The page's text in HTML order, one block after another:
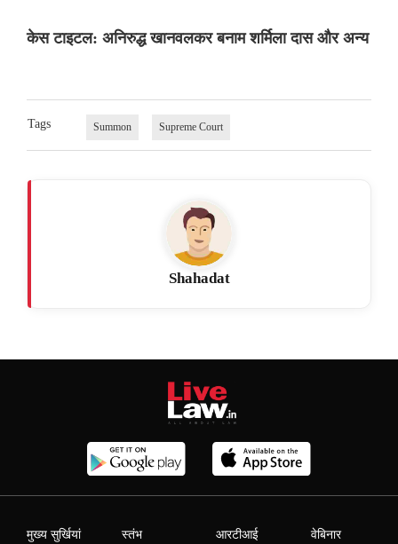
केस टाइटल: अनिरुद्ध खानवलकर बनाम शर्मिला दास और अन्य
Tags Summon Supreme Court
Shahadat
मुख्य सुर्खियां स्तंभ आरटीआई वेबिनार